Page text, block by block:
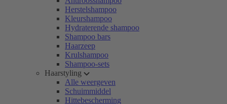
Herstelshampoo
Kleurshampoo
Hydraterende shampoo
Shampoo bars
Haarzeep
Krulshampoo
Shampoo-sets
Haarstyling
Alle weergeven
Schuimmiddel
Hittebescherming